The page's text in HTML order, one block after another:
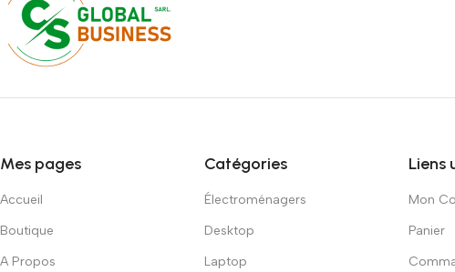
Mes pages
Accueil
Boutique
A Propos
Catégories
Électroménagers
Desktop
Laptop
Liens
Mon
Panier